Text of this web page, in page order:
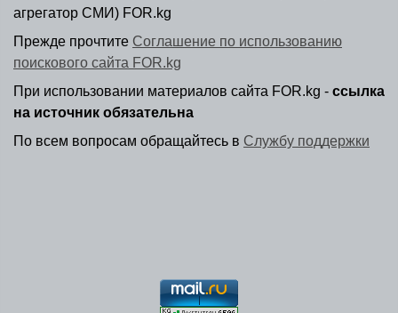
агрегатор СМИ) FOR.kg
Прежде прочтите Соглашение по использованию
поискового сайта FOR.kg
При использовании материалов сайта FOR.kg - ссылка
на источник обязательна
По всем вопросам обращайтесь в Службу поддержки